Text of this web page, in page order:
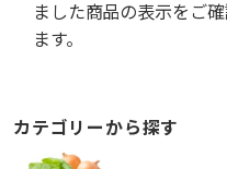
ました商品の表示をご
ます。
カテゴリーから探す